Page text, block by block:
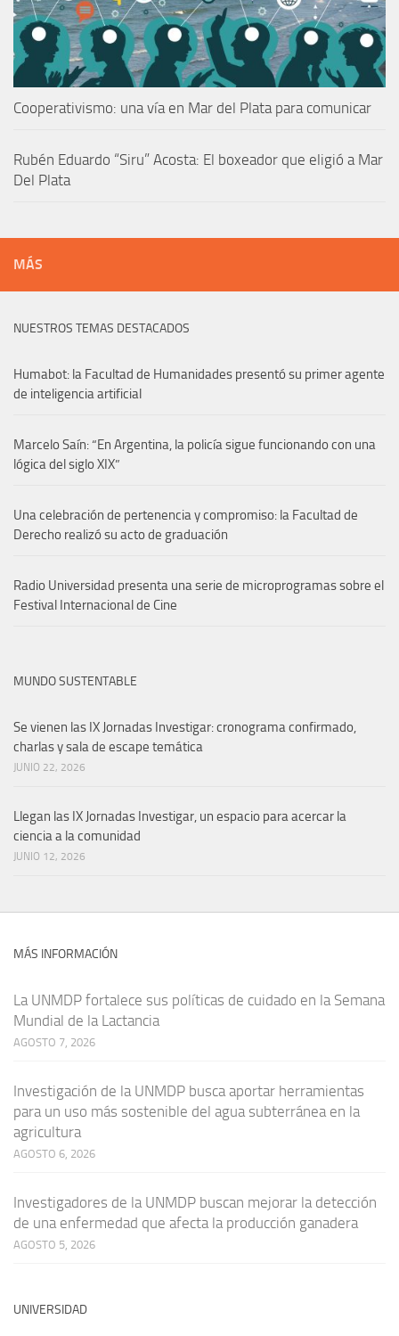
Cooperativismo: una vía en Mar del Plata para comunicar
Rubén Eduardo “Siru” Acosta: El boxeador que eligió a Mar
Del Plata
MÁS
NUESTROS TEMAS DESTACADOS
Humabot: la Facultad de Humanidades presentó su primer agente
de inteligencia artificial
Marcelo Saín: “En Argentina, la policía sigue funcionando con una
lógica del siglo XIX”
Una celebración de pertenencia y compromiso: la Facultad de
Derecho realizó su acto de graduación
Radio Universidad presenta una serie de microprogramas sobre el
Festival Internacional de Cine
MUNDO SUSTENTABLE
Se vienen las IX Jornadas Investigar: cronograma confirmado,
charlas y sala de escape temática
JUNIO 22, 2026
Llegan las IX Jornadas Investigar, un espacio para acercar la
ciencia a la comunidad
JUNIO 12, 2026
MÁS INFORMACIÓN
La UNMDP fortalece sus políticas de cuidado en la Semana
Mundial de la Lactancia
AGOSTO 7, 2026
Investigación de la UNMDP busca aportar herramientas
para un uso más sostenible del agua subterránea en la
agricultura
AGOSTO 6, 2026
Investigadores de la UNMDP buscan mejorar la detección
de una enfermedad que afecta la producción ganadera
AGOSTO 5, 2026
UNIVERSIDAD